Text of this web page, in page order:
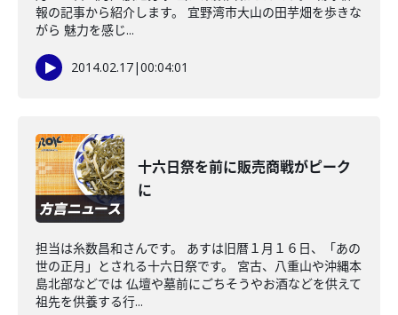
報の記事から紹介します。 宜野湾市大山の田芋畑を歩きな
がら 魅力を感じ...
2014.02.17|00:04:01
十六日祭を前に販売商戦がピーク
に
担当は糸数昌和さんです。 あすは旧暦１月１６日、「あの
世の正月」とされる十六日祭です。 宮古、八重山や沖縄本
島北部などでは 仏壇や墓前にごちそうやお酒などを供えて
祖先を供養する行...